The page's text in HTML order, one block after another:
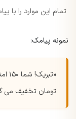
تمام این موارد را با
نمونه پیامک:
تومان تخفیف می